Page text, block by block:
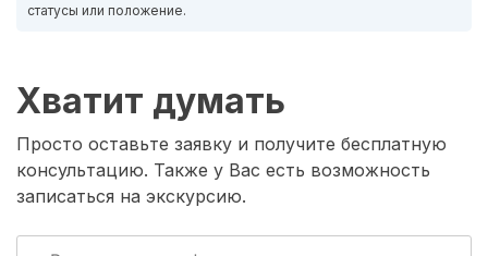
статусы или положение.
Хватит думать
Просто оставьте заявку и получите бесплатную
консультацию. Также у Вас есть возможность
записаться на экскурсию.